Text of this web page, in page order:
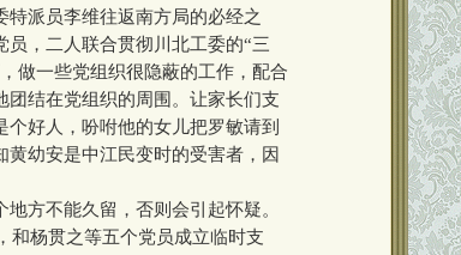
派员李维往返南方局的必经之
，二人联合贯彻川北工委的“三
做一些党组织很隐蔽的工作，配合
结在党组织的周围。让家长们支
好人，吩咐他的女儿把罗敏请到
幼安是中江民变时的受害者，因
方不能久留，否则会引起怀疑。
和杨贯之等五个党员成立临时支